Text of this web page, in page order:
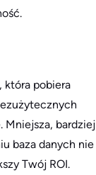
która pobiera
Mniejsza, bardziej
baza danych nie
Twój ROI.